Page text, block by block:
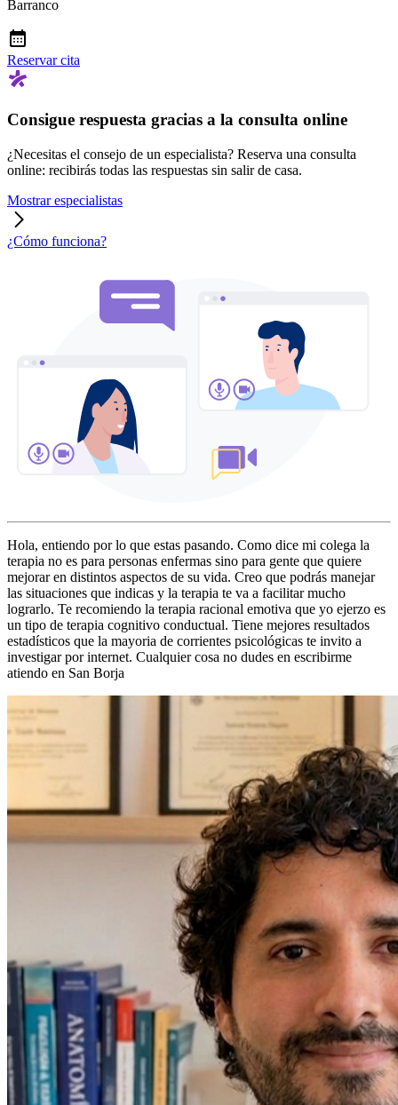
Barranco
Reservar cita
Consigue respuesta gracias a la consulta online
¿Necesitas el consejo de un especialista? Reserva una consulta
online: recibirás todas las respuestas sin salir de casa.
Mostrar especialistas
¿Cómo funciona?
Hola, entiendo por lo que estas pasando. Como dice mi colega la
terapia no es para personas enfermas sino para gente que quiere
mejorar en distintos aspectos de su vida. Creo que podrás manejar
las situaciones que indicas y la terapia te va a facilitar mucho
lograrlo. Te recomiendo la terapia racional emotiva que yo ejerzo es
un tipo de terapia cognitivo conductual. Tiene mejores resultados
estadísticos que la mayoria de corrientes psicológicas te invito a
investigar por internet. Cualquier cosa no dudes en escribirme
atiendo en San Borja